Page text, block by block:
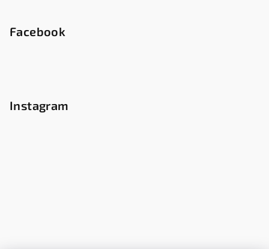
Facebook
Instagram